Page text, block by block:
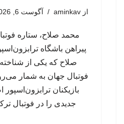
از aminkav آگوست 6, 2026
محمد صلاح، ستاره
پیراهن باشگاه
صلاح که یکی از
فوتبال جهان به شمار
بازیکنان ترابزون‌اسپور
جدیدی را در فوتبال